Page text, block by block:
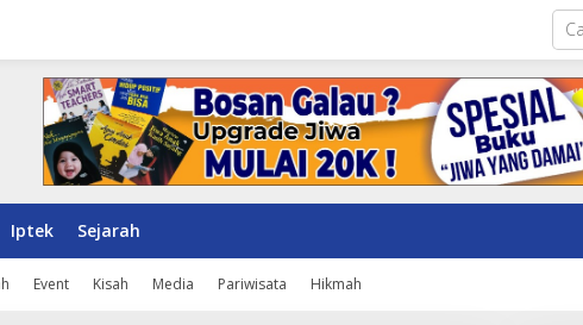
Iptek Sejarah
Event Kisah Media Pariwisata Hikmah